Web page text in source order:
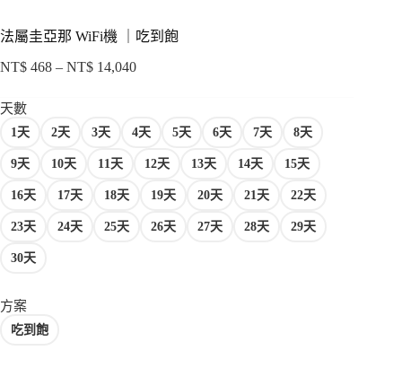
法屬圭亞那 WiFi機 ｜吃到飽
NT$ 468 – NT$ 14,040價
圍：
到
NT$ 14,040
天數
1天 2天 3天 4天 5天 6天 7天 8天
9天 10天 11天 12天 13天 14天 15天
16天 17天 18天 19天 20天 21天 22天
23天 24天 25天 26天 27天 28天 29天
30天
方案
吃到飽